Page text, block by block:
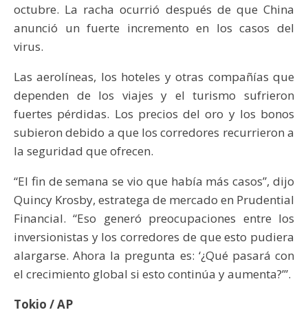
octubre. La racha ocurrió después de que China
anunció un fuerte incremento en los casos del
virus.
Las aerolíneas, los hoteles y otras compañías que
dependen de los viajes y el turismo sufrieron
fuertes pérdidas. Los precios del oro y los bonos
subieron debido a que los corredores recurrieron a
la seguridad que ofrecen.
“El fin de semana se vio que había más casos”, dijo
Quincy Krosby, estratega de mercado en Prudential
Financial. “Eso generó preocupaciones entre los
inversionistas y los corredores de que esto pudiera
alargarse. Ahora la pregunta es: ‘¿Qué pasará con
el crecimiento global si esto continúa y aumenta?’”.
Tokio / AP